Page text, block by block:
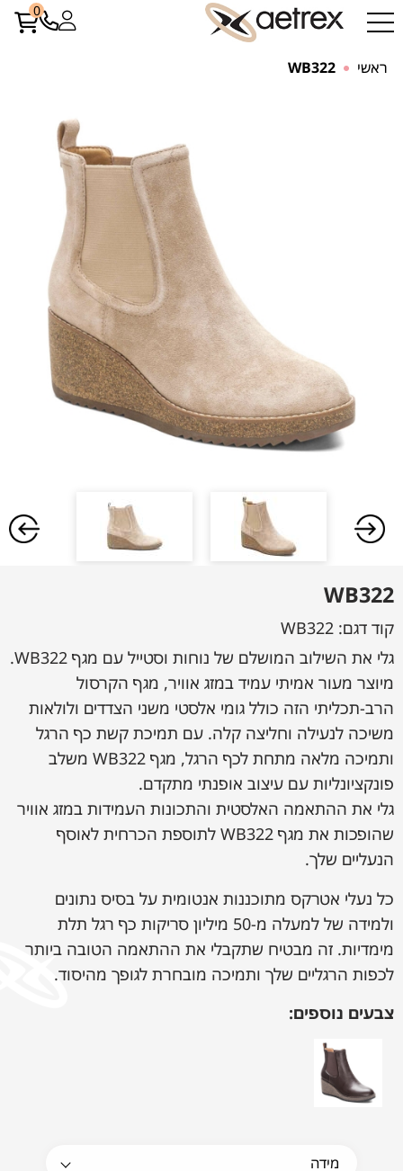
0
ראשי WB322
WB322
קוד דגם: WB322
גלי את השילוב המושלם של נוחות וסטייל עם מגף WB322.
מיוצר מעור אמיתי עמיד במזג אוויר, מגף הקרסול
הרב-תכליתי הזה כולל גומי אלסטי משני הצדדים ולולאות
משיכה לנעילה וחליצה קלה. עם תמיכת קשת כף הרגל
ותמיכה מלאה מתחת לכף הרגל, מגף WB322 משלב
פונקציונליות עם עיצוב אופנתי מתקדם.
גלי את ההתאמה האלסטית והתכונות העמידות במזג אוויר
שהופכות את מגף WB322 לתוספת הכרחית לאוסף
הנעליים שלך.
כל נעלי אטרקס מתוכננות אנטומית על בסיס נתונים
ולמידה של למעלה מ-50 מיליון סריקות כף רגל תלת
מימדיות. זה מבטיח שתקבלי את ההתאמה הטובה ביותר
לכפות הרגליים שלך ותמיכה מובחרת לגופך מהיסוד.
צבעים נוספים: